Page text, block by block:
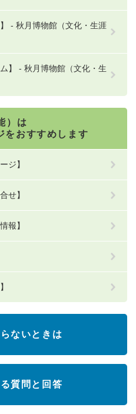
- 秋月博物館（文化・生涯
】 - 秋月博物館（文化・生
）は
をおすすめします
ジ】
せ】
報】
ないときは
質問と回答